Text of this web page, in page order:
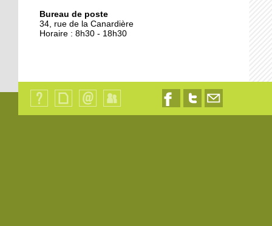
Bureau de poste
34, rue de la Canardière
Horaire : 8h30 - 18h30